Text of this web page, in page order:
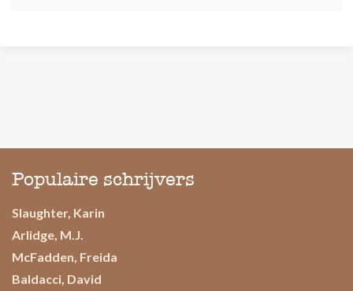
Populaire schrijvers
Slaughter, Karin
Arlidge, M.J.
McFadden, Freida
Baldacci, David